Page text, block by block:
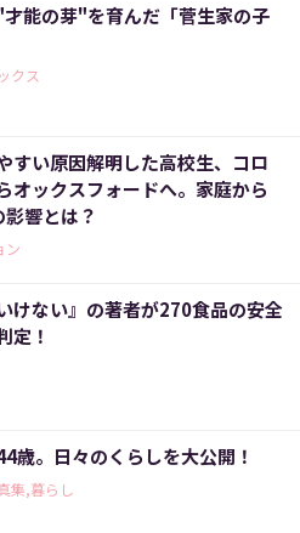
能の芽"を育んだ「菅生家の子
クス
すい原因解明した高校生、コロ
オックスフォードへ。家庭から
響とは？
ン
けない』の著者が270食品の安全
！
歳。日々のくらしを大公開！
集,暮らし